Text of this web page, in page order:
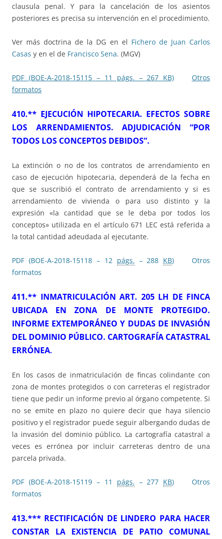
clausula penal. Y para la cancelación de los asientos
posteriores es precisa su intervención en el procedimiento.
Ver más doctrina de la DG en el Fichero de Juan Carlos
Casas y en el de Francisco Sena. (MGV)
PDF (BOE-A-2018-15115 – 11 págs. – 267 KB)
Otros
formatos
410.** EJECUCIÓN HIPOTECARIA. EFECTOS SOBRE
LOS ARRENDAMIENTOS. ADJUDICACIÓN “POR
TODOS LOS CONCEPTOS DEBIDOS”.
La extinción o no de los contratos de arrendamiento en
caso de ejecución hipotecaria, dependerá de la fecha en
que se suscribió el contrato de arrendamiento y si es
arrendamiento de vivienda o para uso distinto y la
expresión «la cantidad que se le deba por todos los
conceptos» utilizada en el artículo 671 LEC está referida a
la total cantidad adeudada al ejecutante.
PDF (BOE-A-2018-15118 – 12 págs. – 288 KB)
Otros
formatos
411.** INMATRICULACIÓN ART. 205 LH DE FINCA
UBICADA EN ZONA DE MONTE PROTEGIDO.
INFORME EXTEMPORÁNEO Y DUDAS DE INVASIÓN
DEL DOMINIO PÚBLICO. CARTOGRAFÍA CATASTRAL
ERRÓNEA.
En los casos de inmatriculación de fincas colindante con
zona de montes protegidos o con carreteras el registrador
tiene que pedir un informe previo al órgano competente. Si
no se emite en plazo no quiere decir que haya silencio
positivo y el registrador puede seguir albergando dudas de
la invasión del dominio público. La cartografía catastral a
veces es errónea por incluir carreteras dentro de una
parcela privada.
PDF (BOE-A-2018-15119 – 11 págs. – 277 KB)
Otros
formatos
413.*** RECTIFICACIÓN DE LINDERO PARA HACER
CONSTAR LA EXISTENCIA DE PATIO COMUNAL